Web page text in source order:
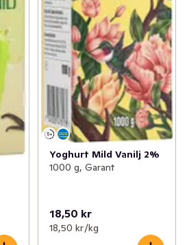
Yoghurt Mild Vanilj 2%
1000 g, Garant
18,50 kr
18,50 kr /kg